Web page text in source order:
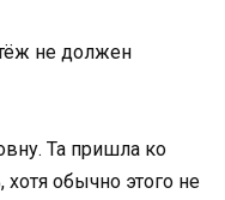
не должен
Та пришла ко
обычно этого не